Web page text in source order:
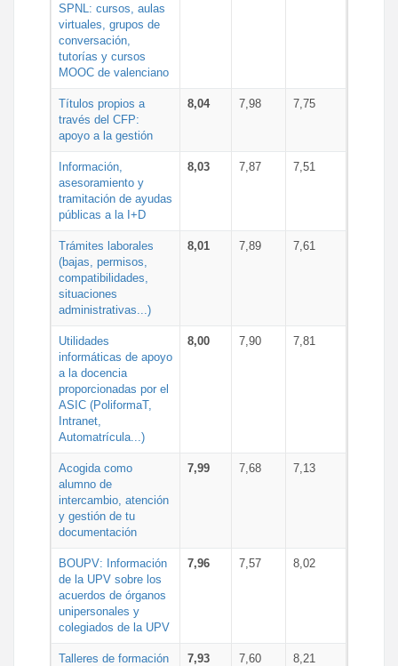
SPNL: cursos, aulas
virtuales, grupos de
conversación,
tutorías y cursos
MOOC de valenciano
Títulos propios a
través del CFP:
apoyo a la gestión
8,04 7,98 7,75
Información,
asesoramiento y
tramitación de ayudas
públicas a la I+D
8,03 7,87 7,51
Trámites laborales
(bajas, permisos,
compatibilidades,
situaciones
administrativas...)
8,01 7,89 7,61
Utilidades
informáticas de apoyo
a la docencia
proporcionadas por el
ASIC (PoliformaT,
Intranet,
Automatrícula...)
8,00 7,90 7,81
Acogida como
alumno de
intercambio, atención
y gestión de tu
documentación
7,99 7,68 7,13
BOUPV: Información
de la UPV sobre los
acuerdos de órganos
unipersonales y
colegiados de la UPV
7,96 7,57 8,02
Talleres de formación
7,93 7,60 8,21